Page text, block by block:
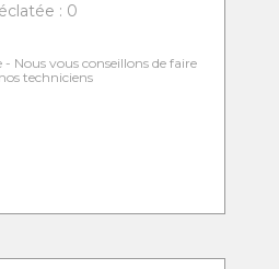
: 0
- Nous vous conseillons de faire
techniciens